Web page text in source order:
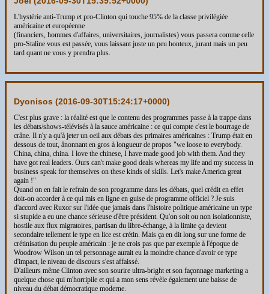
L'hystérie anti-Trump et pro-Clinton qui touche 95% de la classe privilégiée
américaine et européenne
(financiers, hommes d'affaires, universitaires, journalistes) vous passera comme celle
pro-Staline vous est passée, vous laissant juste un peu honteux, jurant mais un peu
tard quant ne vous y prendra plus.
Dyonisos (2016-09-30T15:24:17+0000)
C'est plus grave : la réalité est que le contenu des programmes passe à la trappe dans
les débats/shows-télévisés à la sauce américaine : ce qui compte c'est le bourrage de
crâne. Il n'y a qu'à jeter un oeil aux débats des primaires américaines : Trump était en
dessous de tout, ânonnant en gros à longueur de propos "we loose to everybody.
China, china, china. I love the chinese, I have made good job with them. And they
have got real leaders. Ours can't make good deals whereas my life and my success in
business speak for themselves on these kinds of skills. Let's make America great
again !"
Quand on en fait le refrain de son programme dans les débats, quel crédit en effet
doit-on accorder à ce qui mis en ligne en guise de programme officiel ? Je suis
d'accord avec Ruxor sur l'idée que jamais dans l'histoire politique américaine un type
si stupide a eu une chance sérieuse d'être président. Qu'on soit ou non isolationniste,
hostile aux flux migratoires, partisan du libre-échange, à la limite ça devient
secondaire tellement le type en lice est crétin. Mais ça en dit long sur une forme de
crétinisation du peuple américain : je ne crois pas que par exemple à l'époque de
Woodrow Wilson un tel personnage aurait eu la moindre chance d'avoir ce type
d'impact, le niveau de discours s'est affaissé.
D'ailleurs même Clinton avec son sourire ultra-bright et son façonnage marketing a
quelque chose qui m'horripile et qui a mon sens révèle également une baisse de
niveau du débat démocratique moderne.